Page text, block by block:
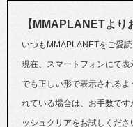
【MMAPLANETより
いつもMMAPLANETをご愛
現在、スマートフォンにて
でも正しい形で表示される
れている場合は、お手数で
ッシュクリアをお試しくださ